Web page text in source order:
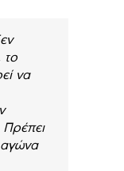
το
να